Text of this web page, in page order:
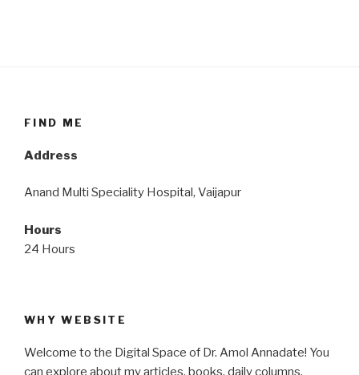
FIND ME
Address
Anand Multi Speciality Hospital, Vaijapur
Hours
24 Hours
WHY WEBSITE
Welcome to the Digital Space of Dr. Amol Annadate! You
can explore about my articles, books, daily columns,